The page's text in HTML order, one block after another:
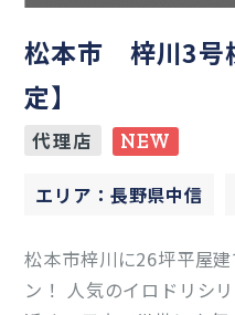
松本市 梓川3号
定】
代理店 NEW
エリア：長野県中信
松本市梓川に26坪平屋
ン！ 人気のイロドリシ